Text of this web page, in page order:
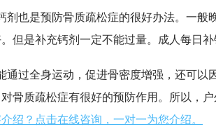
也是预防骨质疏松症的很好办法。一般
但是补充钙剂一定不能过量。成人每日补
过全身运动，促进骨密度增强，还可以
骨质疏松症有很好的预防作用。所以，
绍？点击在线咨询，一对一为您介绍。